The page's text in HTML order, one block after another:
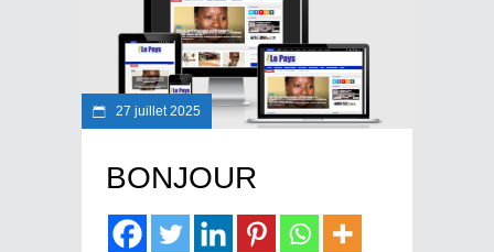
27 juillet 2025
BONJOUR